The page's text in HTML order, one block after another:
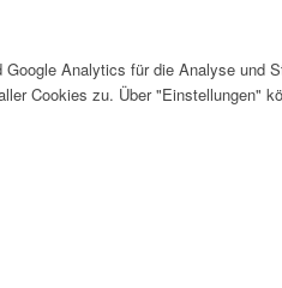
Analytics für die Analyse
Cookies zu. Über "Einstellungen"